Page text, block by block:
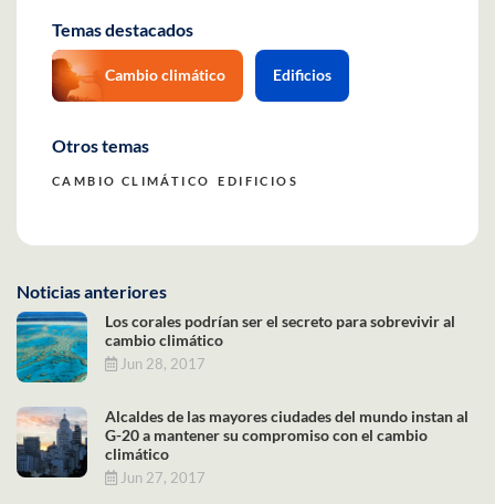
Temas destacados
Cambio climático Edificios
Otros temas
CAMBIO CLIMÁTICO EDIFICIOS
Noticias anteriores
Los corales podrían ser el secreto para sobrevivir al
cambio climático
Jun 28, 2017
Alcaldes de las mayores ciudades del mundo instan al
G-20 a mantener su compromiso con el cambio
climático
Jun 27, 2017